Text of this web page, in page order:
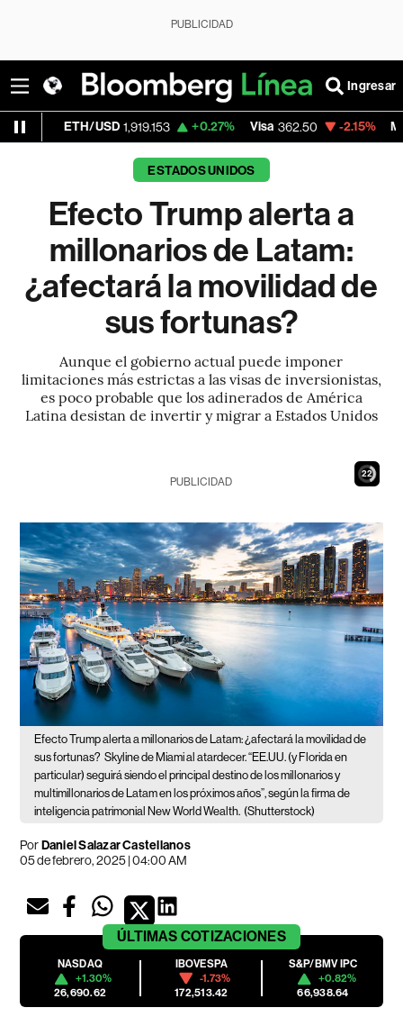
PUBLICIDAD
Ingresar
1,919.153 +0.27% Visa 362.50 -2.15% MercadoLibre
ESTADOS UNIDOS
Efecto Trump alerta a
millonarios de Latam:
¿afectará la movilidad de
sus fortunas?
Aunque el gobierno actual puede imponer
limitaciones más estrictas a las visas de inversionistas,
es poco probable que los adinerados de América
Latina desistan de invertir y migrar a Estados Unidos
21
PUBLICIDAD
Efecto Trump alerta a millonarios de Latam: ¿afectará la movilidad de
sus fortunas? Skyline de Miami al atardecer. “EE.UU. (y Florida en
particular) seguirá siendo el principal destino de los millonarios y
multimillonarios de Latam en los próximos años”, según la firma de
inteligencia patrimonial New World Wealth. (Shutterstock)
PorDaniel Salazar Castellanos
05 de febrero, 2025 | 04:00 AM
ÚLTIMAS COTIZACIONES
NASDAQ
+1.30%
26,690.62
IBOVESPA
-1.73%
172,513.42
S&P/BMV IPC
+0.82%
66,938.64